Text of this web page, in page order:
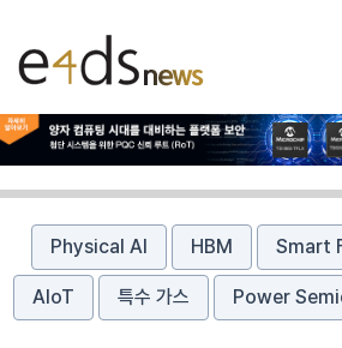
Physical AI HBM Smart
AIoT 특수 가스 Power